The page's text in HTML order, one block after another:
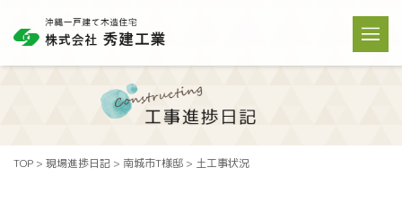
TOP > 現場進捗日記 > 南城市T様邸 > 土工事状況